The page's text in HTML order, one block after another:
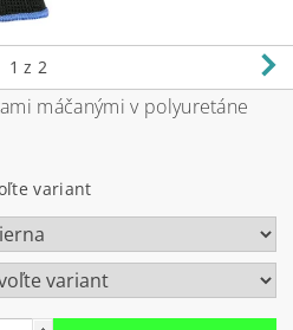
1 z 2
máčanými v polyuretáne
variant